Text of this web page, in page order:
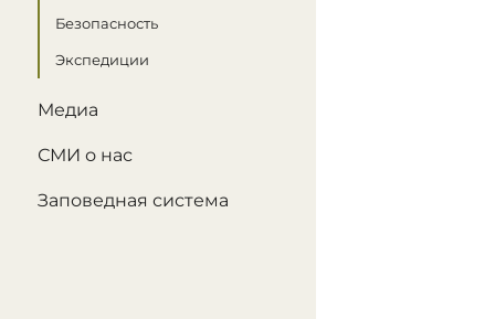
Безопасность
Экспедиции
Медиа
СМИ о нас
Заповедная система